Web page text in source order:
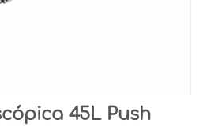
45L Push